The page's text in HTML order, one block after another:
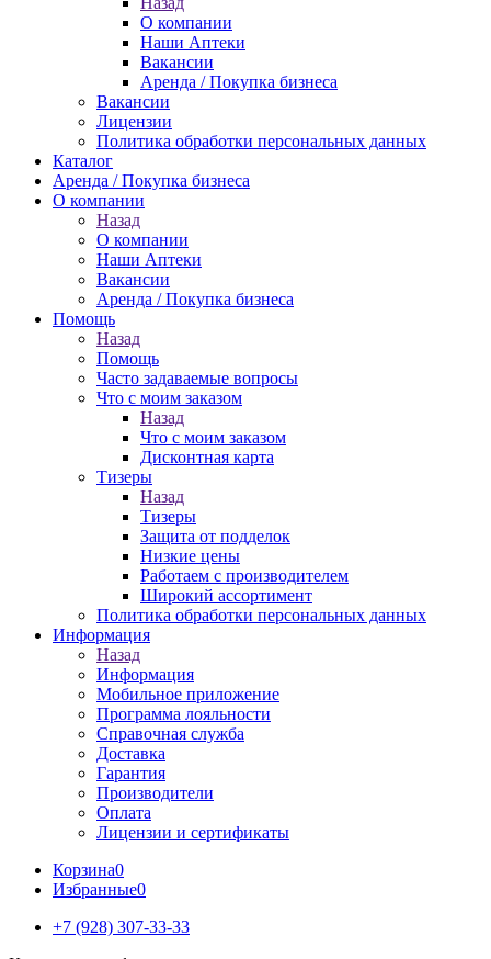
О компании
Наши Аптеки
Вакансии
Аренда / Покупка бизнеса
Вакансии
Лицензии
Политика обработки персональных данных
Каталог
Аренда / Покупка бизнеса
О компании
Назад
О компании
Наши Аптеки
Вакансии
Аренда / Покупка бизнеса
Помощь
Назад
Помощь
Часто задаваемые вопросы
Что с моим заказом
Назад
Что с моим заказом
Дисконтная карта
Тизеры
Назад
Тизеры
Защита от подделок
Низкие цены
Работаем с производителем
Широкий ассортимент
Политика обработки персональных данных
Информация
Назад
Информация
Мобильное приложение
Программа лояльности
Справочная служба
Доставка
Гарантия
Производители
Оплата
Лицензии и сертификаты
Корзина0
Избранные0
+7 (928) 307-33-33